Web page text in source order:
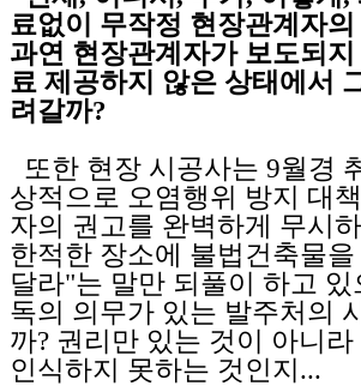
료없이 무작정 현장관계자
과연 현장관계자가 보도되
료 제공하지 않은 상태에서
려갈까?
또한 현장 시공사는 9월경
상적으로 오염행위 방지 대
자의 권고를 완벽하게 무시
한적한 장소에 불법건축물
달라"는 말만 되풀이 하고
독의 의무가 있는 발주처의
까? 권리만 있는 것이 아니
인식하지 못하는 것인지...